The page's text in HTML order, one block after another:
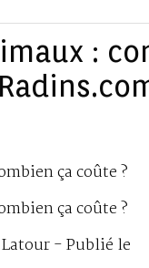
:
ça coûte ?
ça coûte ?
- Publié le